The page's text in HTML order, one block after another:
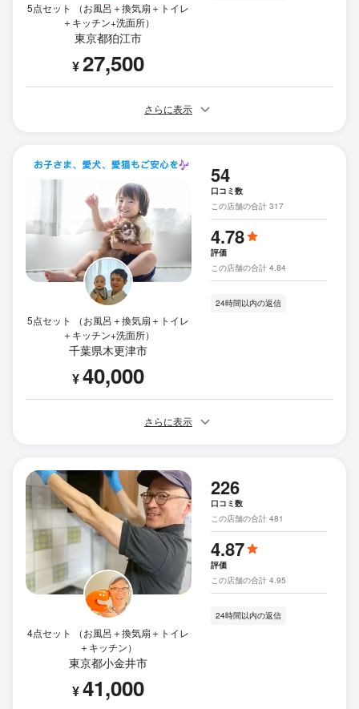
5点セット （お風呂＋換気扇＋トイレ
＋キッチン+洗面所）
東京都狛江市
¥27,500
さらに表示
5点セット （お風呂＋換気扇＋トイレ
＋キッチン+洗面所）
千葉県木更津市
¥40,000
54
口コミ数
この店舗の合計 317
4.78
評価
この店舗の合計 4.84
24時間以内の返信
さらに表示
4点セット （お風呂＋換気扇＋トイレ
＋キッチン）
東京都小金井市
¥41,000
226
口コミ数
この店舗の合計 481
4.87
評価
この店舗の合計 4.95
24時間以内の返信